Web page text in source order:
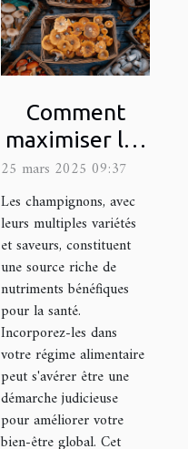
Comment
maximiser les
bienfaits
santé des
champignons
dans votre
alimentation
25 mars 2025 09:37
Les champignons, avec
leurs multiples variétés
et saveurs, constituent
une source riche de
nutriments bénéfiques
pour la santé.
Incorporez-les dans
votre régime alimentaire
peut s'avérer être une
démarche judicieuse
pour améliorer votre
bien-être global. Cet